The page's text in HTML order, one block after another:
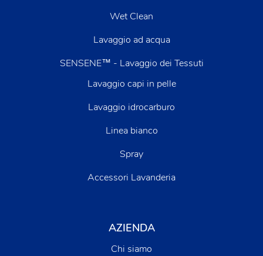
Wet Clean
Lavaggio ad acqua
SENSENE™ - Lavaggio dei Tessuti
Lavaggio capi in pelle
Lavaggio idrocarburo
Linea bianco
Spray
Accessori Lavanderia
AZIENDA
Chi siamo